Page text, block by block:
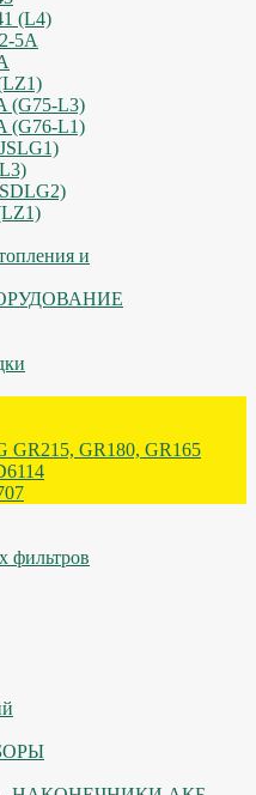
(L4)
5A
(G75-L3)
(G76-L1)
и
GR215, GR180, GR165
фильтров